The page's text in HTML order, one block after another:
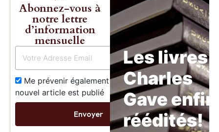
Abonnez-vous à
notre lettre
d’information
mensuelle
Me prévenir également dès qu’un
nouvel article est publié
Envoyer
Les livres
Charles
Gave enfin
réédités!